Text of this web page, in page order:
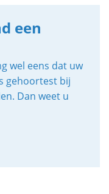
een
wel eens dat uw
gehoortest bij
Dan weet u